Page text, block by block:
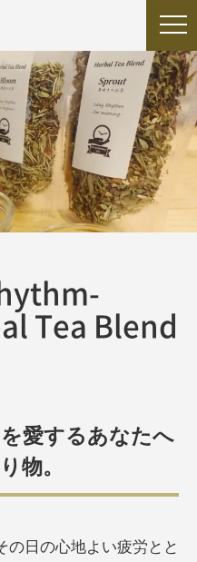
Tea Blend
愛するあなたへ
物。
の日の心地よい疲労とと